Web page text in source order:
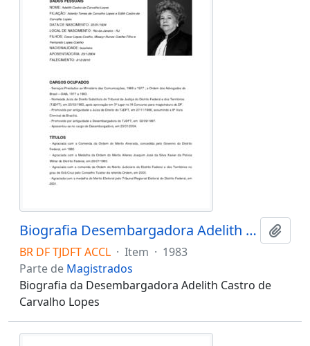
Biografia Desembargadora Adelith Castro de Carvalho Lopes
BR DF TJDFT ACCL · Item · 1983
Parte de Magistrados
Biografia da Desembargadora Adelith Castro de
Carvalho Lopes